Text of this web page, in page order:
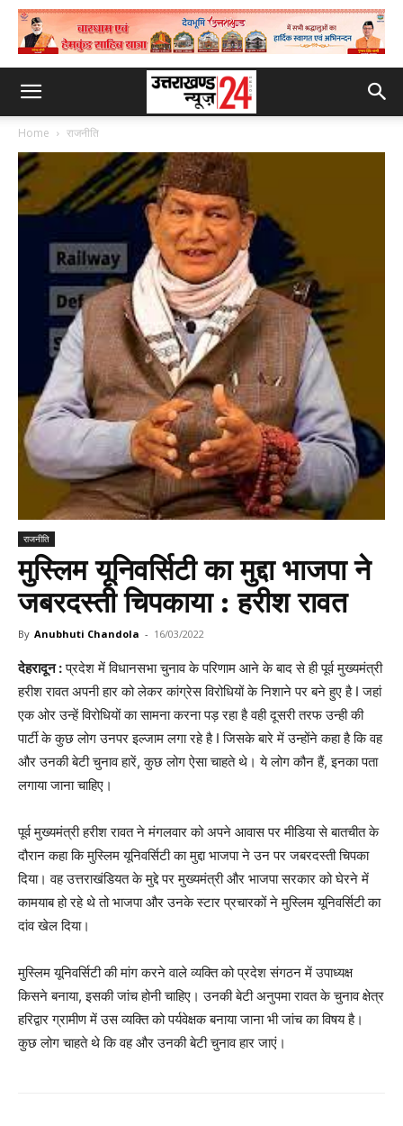
Home राजनीति
राजनीति
मुस्लिम यूनिवर्सिटी का मुद्दा भाजपा ने
जबरदस्ती चिपकाया : हरीश रावत
By Anubhuti Chandola - 16/03/2022
देहरादून :प्रदेश में विधानसभा चुनाव के परिणाम आने के बाद से ही पूर्व मुख्यमंत्री
हरीश रावत अपनी हार को लेकर कांग्रेस विरोधियों के निशाने पर बने हुए है I जहां
एक ओर उन्हें विरोधियों का सामना करना पड़ रहा है वही दूसरी तरफ उन्ही की
पार्टी के कुछ लोग उनपर इल्जाम लगा रहे है I जिसके बारे में उन्होंने कहा है कि वह
और उनकी बेटी चुनाव हारें, कुछ लोग ऐसा चाहते थे। ये लोग कौन हैं, इनका पता
लगाया जाना चाहिए।
पूर्व मुख्यमंत्री हरीश रावत ने मंगलवार को अपने आवास पर मीडिया से बातचीत के
दौरान कहा कि मुस्लिम यूनिवर्सिटी का मुद्दा भाजपा ने उन पर जबरदस्ती चिपका
दिया। वह उत्तराखंडियत के मुद्दे पर मुख्यमंत्री और भाजपा सरकार को घेरने में
कामयाब हो रहे थे तो भाजपा और उनके स्टार प्रचारकों ने मुस्लिम यूनिवर्सिटी का
दांव खेल दिया।
मुस्लिम यूनिवर्सिटी की मांग करने वाले व्यक्ति को प्रदेश संगठन में उपाध्यक्ष
किसने बनाया, इसकी जांच होनी चाहिए। उनकी बेटी अनुपमा रावत के चुनाव क्षेत्र
हरिद्वार ग्रामीण में उस व्यक्ति को पर्यवेक्षक बनाया जाना भी जांच का विषय है।
कुछ लोग चाहते थे कि वह और उनकी बेटी चुनाव हार जाएं।